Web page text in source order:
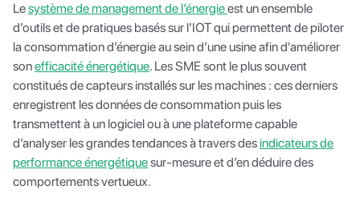
Lesystème de management de l’énergieest un ensemble
d’outils et de pratiques basés sur l’IOT qui permettent de piloter
la consommation d’énergie au sein d’une usine afin d'améliorer
sonefficacité énergétique. Les SME sont le plus souvent
constitués de capteurs installés sur les machines : ces derniers
enregistrent les données de consommation puis les
transmettent à un logiciel ou à une plateforme capable
d’analyser les grandes tendances à travers desindicateurs de
performance énergétiquesur-mesure et d’en déduire des
comportements vertueux.